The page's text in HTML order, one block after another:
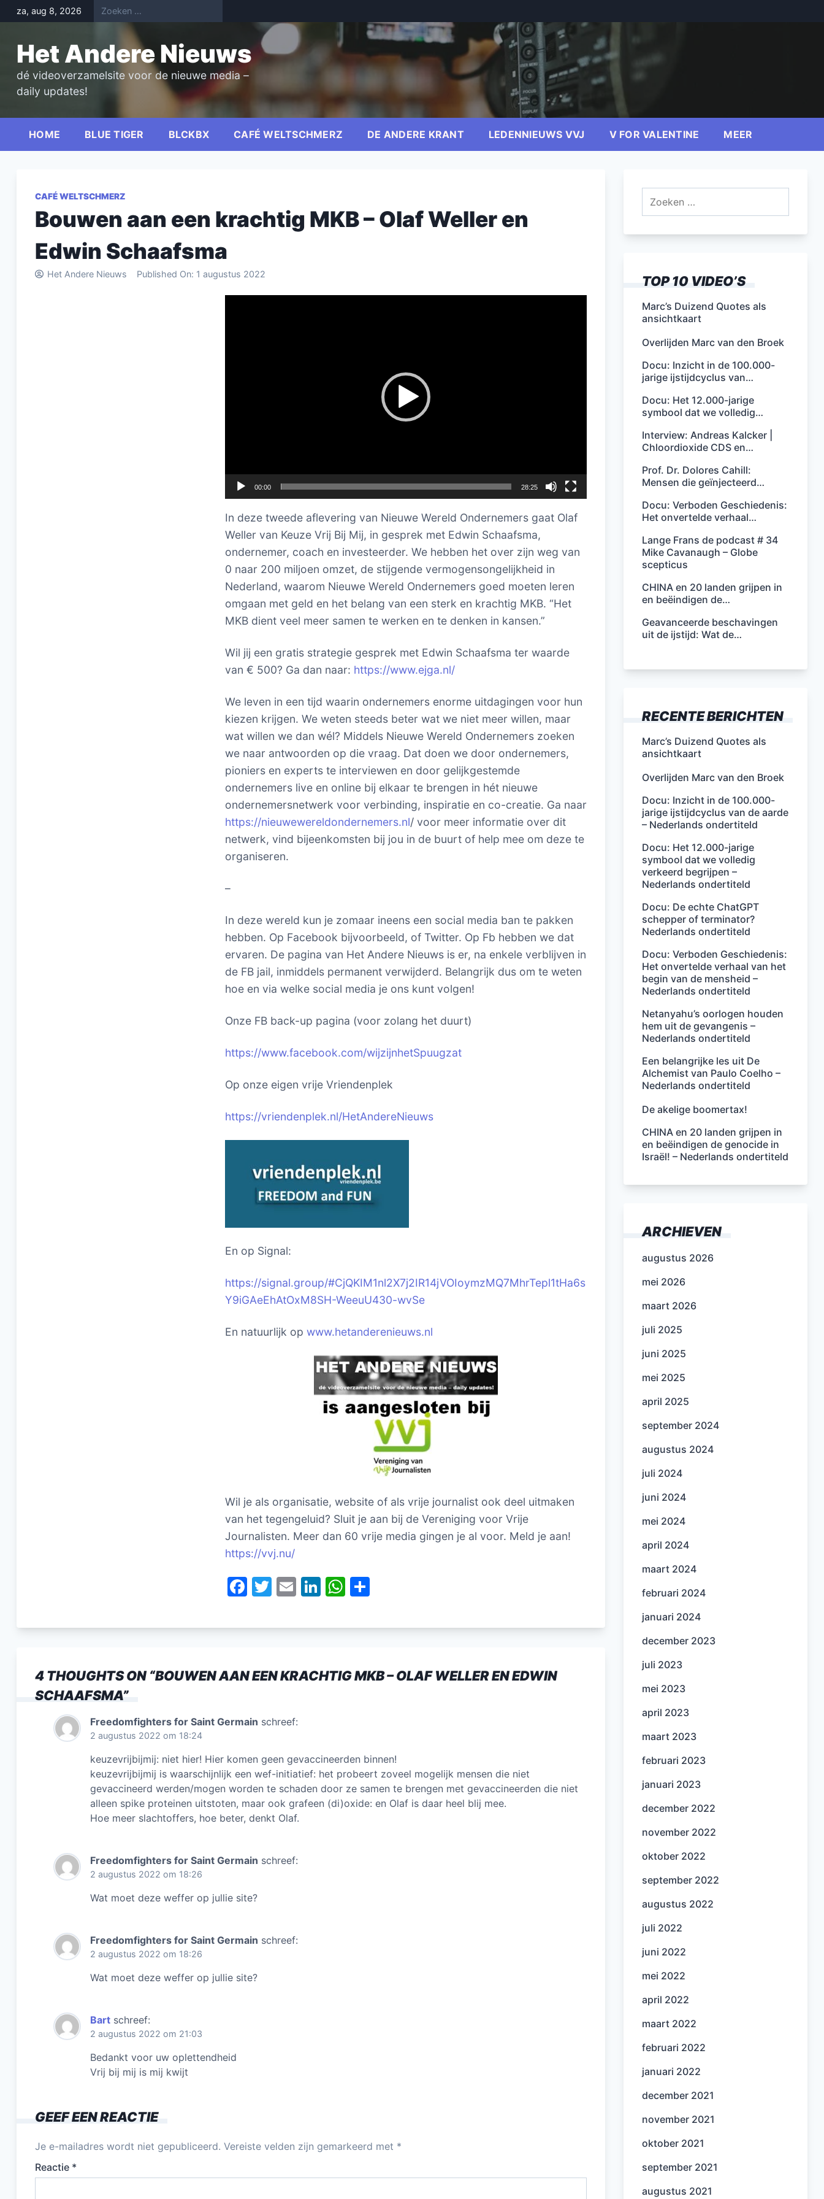
Skip
to
za, aug 8, 2026
Het Andere Nieuws
dé videoverzamelsite voor de nieuwe media –
daily updates!
HOME BLUE TIGER BLCKBX CAFÉ WELTSCHMERZ DE ANDERE KRANT LEDENNIEUWS VVJ V FOR VALENTINE MEER
CAFÉ WELTSCHMERZ
Bouwen aan een krachtig MKB – Olaf Weller en
Edwin Schaafsma
Het Andere Nieuws Published On: 1 augustus 2022
00:00 28:25
In deze tweede aflevering van Nieuwe Wereld Ondernemers gaat Olaf
Weller van Keuze Vrij Bij Mij, in gesprek met Edwin Schaafsma,
ondernemer, coach en investeerder. We hebben het over zijn weg van
0 naar 200 miljoen omzet, de stijgende vermogensongelijkheid in
Nederland, waarom Nieuwe Wereld Ondernemers goed moeten leren
omgaan met geld en het belang van een sterk en krachtig MKB. “Het
MKB dient veel meer samen te werken en te denken in kansen.”
Wil jij een gratis strategie gesprek met Edwin Schaafsma ter waarde
van € 500? Ga dan naar: https://www.ejga.nl/
We leven in een tijd waarin ondernemers enorme uitdagingen voor hun
kiezen krijgen. We weten steeds beter wat we niet meer willen, maar
wat willen we dan wél? Middels Nieuwe Wereld Ondernemers zoeken
we naar antwoorden op die vraag. Dat doen we door ondernemers,
pioniers en experts te interviewen en door gelijkgestemde
ondernemers live en online bij elkaar te brengen in hét nieuwe
ondernemersnetwerk voor verbinding, inspiratie en co-creatie. Ga naar
https://nieuwewereldondernemers.nl/ voor meer informatie over dit
netwerk, vind bijeenkomsten bij jou in de buurt of help mee om deze te
organiseren.
–
In deze wereld kun je zomaar ineens een social media ban te pakken
hebben. Op Facebook bijvoorbeeld, of Twitter. Op Fb hebben we dat
ervaren. De pagina van Het Andere Nieuws is er, na enkele verblijven in
de FB jail, inmiddels permanent verwijderd. Belangrijk dus om te weten
hoe en via welke social media je ons kunt volgen!
Onze FB back-up pagina (voor zolang het duurt)
https://www.facebook.com/wijzijnhetSpuugzat
Op onze eigen vrije Vriendenplek
https://vriendenplek.nl/HetAndereNieuws
En op Signal:
https://signal.group/#CjQKIM1nl2X7j2IR14jVOIoymzMQ7MhrTepl1tHa6s
Y9iGAeEhAtOxM8SH-WeeuU430-wvSe
En natuurlijk op www.hetanderenieuws.nl
Wil je als organisatie, website of als vrije journalist ook deel uitmaken
van het tegengeluid? Sluit je aan bij de Vereniging voor Vrije
Journalisten. Meer dan 60 vrije media gingen je al voor. Meld je aan!
https://vvj.nu/
F
c
b
o
k
T
itt
E
ai
Li
k
dI
n
W
at
A
p
e
4 THOUGHTS ON “BOUWEN AAN EEN KRACHTIG MKB – OLAF WELLER EN EDWIN
SCHAAFSMA”
Freedomfighters for Saint Germain schreef:
2 augustus 2022 om 18:24
keuzevrijbijmij: niet hier! Hier komen geen gevaccineerden binnen!
keuzevrijbijmij is waarschijnlijk een wef-initiatief: het probeert zoveel mogelijk mensen die niet
gevaccineerd werden/mogen worden te schaden door ze samen te brengen met gevaccineerden die niet
alleen spike proteinen uitstoten, maar ook grafeen (di)oxide: en Olaf is daar heel blij mee.
Hoe meer slachtoffers, hoe beter, denkt Olaf.
Freedomfighters for Saint Germain schreef:
2 augustus 2022 om 18:26
Wat moet deze weffer op jullie site?
Freedomfighters for Saint Germain schreef:
2 augustus 2022 om 18:26
Wat moet deze weffer op jullie site?
Bart schreef:
2 augustus 2022 om 21:03
Bedankt voor uw oplettendheid
Vrij bij mij is mij kwijt
GEEF EEN REACTIE
Je e-mailadres wordt niet gepubliceerd. Vereiste velden zijn gemarkeerd met *
Reactie *
TOP 10 VIDEO’S
Marc’s Duizend Quotes als
ansichtkaart
Overlijden Marc van den Broek
Docu: Inzicht in de 100.000-
jarige ijstijdcyclus van…
Docu: Het 12.000-jarige
symbool dat we volledig…
Interview: Andreas Kalcker |
Chloordioxide CDS en…
Prof. Dr. Dolores Cahill:
Mensen die geïnjecteerd…
Docu: Verboden Geschiedenis:
Het onvertelde verhaal…
Lange Frans de podcast # 34
Mike Cavanaugh – Globe
scepticus
CHINA en 20 landen grijpen in
en beëindigen de…
Geavanceerde beschavingen
uit de ijstijd: Wat de…
RECENTE BERICHTEN
Marc’s Duizend Quotes als
ansichtkaart
Overlijden Marc van den Broek
Docu: Inzicht in de 100.000-
jarige ijstijdcyclus van de aarde
– Nederlands ondertiteld
Docu: Het 12.000-jarige
symbool dat we volledig
verkeerd begrijpen –
Nederlands ondertiteld
Docu: De echte ChatGPT
schepper of terminator?
Nederlands ondertiteld
Docu: Verboden Geschiedenis:
Het onvertelde verhaal van het
begin van de mensheid –
Nederlands ondertiteld
Netanyahu’s oorlogen houden
hem uit de gevangenis –
Nederlands ondertiteld
Een belangrijke les uit De
Alchemist van Paulo Coelho –
Nederlands ondertiteld
De akelige boomertax!
CHINA en 20 landen grijpen in
en beëindigen de genocide in
Israël! – Nederlands ondertiteld
ARCHIEVEN
augustus 2026
mei 2026
maart 2026
juli 2025
juni 2025
mei 2025
april 2025
september 2024
augustus 2024
juli 2024
juni 2024
mei 2024
april 2024
maart 2024
februari 2024
januari 2024
december 2023
juli 2023
mei 2023
april 2023
maart 2023
februari 2023
januari 2023
december 2022
november 2022
oktober 2022
september 2022
augustus 2022
juli 2022
juni 2022
mei 2022
april 2022
maart 2022
februari 2022
januari 2022
december 2021
november 2021
oktober 2021
september 2021
augustus 2021